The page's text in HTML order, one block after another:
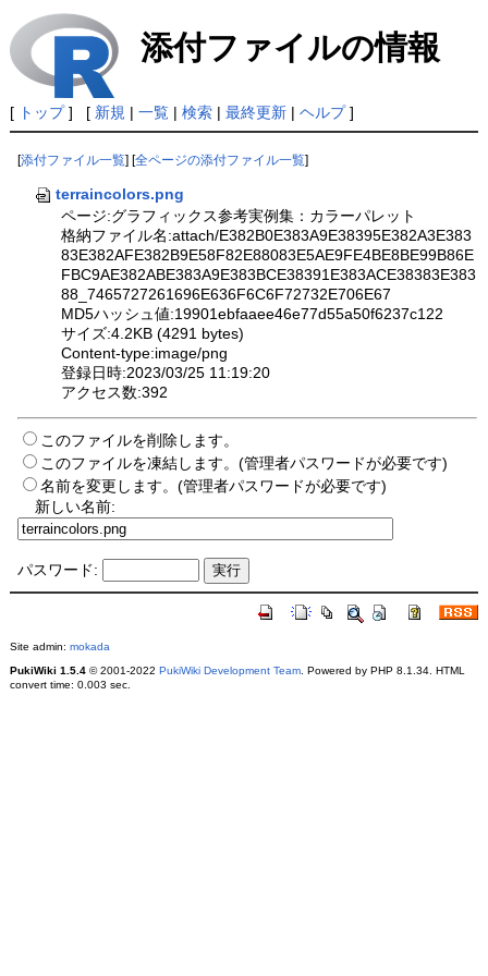
添付ファイルの情報
[ トップ] [ 新規 | 一覧| 検索| 最終更新| ヘルプ]
[添付ファイル一覧 ] [全ページの添付ファイル一覧
terraincolors.png
ページ:グラフィックス参考実例集：カラーパレット
格納ファイル名:attach/E382B0E383A9E38395E382A3E383
83E382AFE382B9E58F82E88083E5AE9FE4BE8BE99B86E
FBC9AE382ABE383A9E383BCE38391E383ACE38383E383
88_7465727261696E636F6C6F72732E706E67
MD5ハッシュ値:19901ebfaaee46e77d55a50f6237c122
サイズ:4.2KB (4291 bytes)
Content-type:image/png
登録日時:2023/03/25 11:19:20
アクセス数:392
このファイルを削除します。
このファイルを凍結します。(管理者パスワードが必要です)
名前を変更します。(管理者パスワードが必要です)
新しい名前:
パスワード:
Site admin: mokada
PukiWiki 1.5.4© 2001-2022 PukiWiki Development Team. Powered by PHP 8.1.34. HTML
convert time: 0.003 sec.